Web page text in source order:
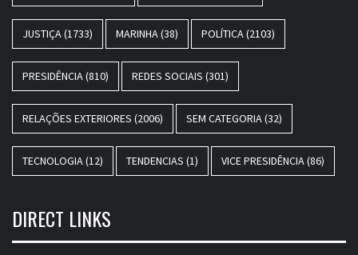
JUSTIÇA(1733) MARINHA(38) POLÍTICA(2103)
PRESIDÊNCIA(810) REDES SOCIAIS (301)
RELAÇÕES EXTERIORES (2006) SEM CATEGORIA(32)
TECNOLOGIA(12) TENDENCIAS (1) VICE PRESIDÊNCIA(86)
DIRECT LINKS